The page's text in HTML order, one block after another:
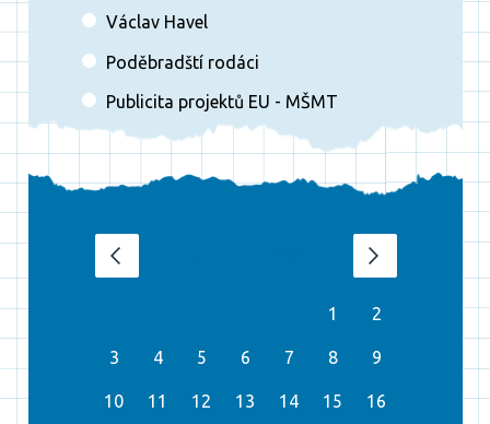
Václav Havel
Poděbradští rodáci
Publicita projektů EU - MŠMT
1 2
3 4 5 6 7 8 9
10 11 12 13 14 15 16